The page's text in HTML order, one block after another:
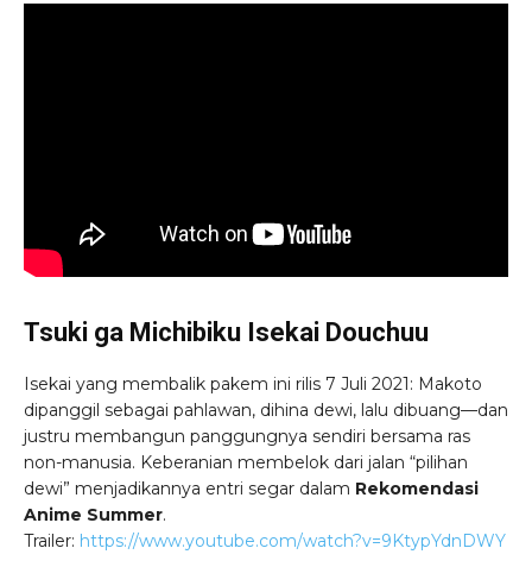
Tsuki ga Michibiku Isekai Douchuu
Isekai yang membalik pakem ini rilis 7 Juli 2021: Makoto
dipanggil sebagai pahlawan, dihina dewi, lalu dibuang—dan
justru membangun panggungnya sendiri bersama ras
non-manusia. Keberanian membelok dari jalan “pilihan
dewi” menjadikannya entri segar dalam Rekomendasi
Anime Summer.
Trailer: https://www.youtube.com/watch?v=9KtypYdnDWY